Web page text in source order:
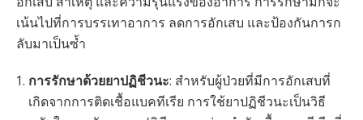
เน้นไปที่การบรรเทาอาการ ลดการอักเสบ และป้องกันการก
ลับมาเป็นซ้ำ
การรักษาด้วยยาปฏิชีวนะ: สำหรับผู้ป่วยที่มีการอักเสบที่
เกิดจากการติดเชื้อแบคทีเรีย การใช้ยาปฏิชีวนะเป็นวิธี